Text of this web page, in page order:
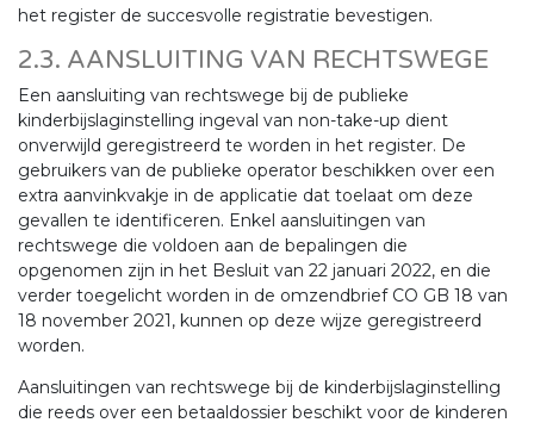
het register de succesvolle registratie bevestigen.
2.3. AANSLUITING VAN RECHTSWEGE
Een aansluiting van rechtswege bij de publieke
kinderbijslaginstelling ingeval van non-take-up dient
onverwijld geregistreerd te worden in het register. De
gebruikers van de publieke operator beschikken over een
extra aanvinkvakje in de applicatie dat toelaat om deze
gevallen te identificeren. Enkel aansluitingen van
rechtswege die voldoen aan de bepalingen die
opgenomen zijn in het Besluit van 22 januari 2022, en die
verder toegelicht worden in de omzendbrief CO GB 18 van
18 november 2021, kunnen op deze wijze geregistreerd
worden.
Aansluitingen van rechtswege bij de kinderbijslaginstelling
die reeds over een betaaldossier beschikt voor de kinderen